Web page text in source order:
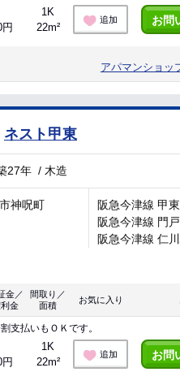
1K
22m²
追加 お問
アパマンショッ
ネスト甲東
27年 / 木造
神呪町
阪急今津線 甲
阪急今津線 門
阪急今津線 仁
金／
金
間取り／
面積
お気に入り
支払いもＯＫです。
1K
22m²
追加 お問